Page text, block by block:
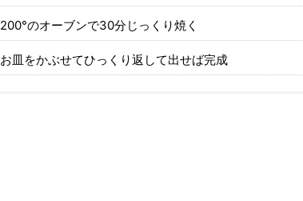
200°のオーブンで30分じっくり焼く
お皿をかぶせてひっくり返して出せば完成